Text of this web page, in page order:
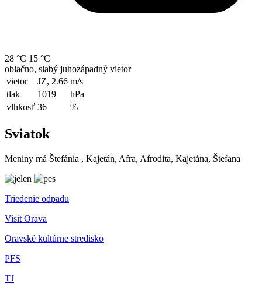
28 °C 15 °C
oblačno, slabý juhozápadný vietor
vietor
JZ, 2.66 m/s
tlak
1019
hPa
vlhkosť 36 %
Sviatok
Meniny má Štefánia , Kajetán, Afra, Afrodita, Kajetána, Štefana
Triedenie odpadu
Visit Orava
Oravské kultúrne stredisko
PFS
TJ